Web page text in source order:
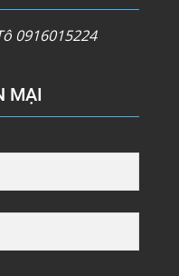
0916015224
MẠI